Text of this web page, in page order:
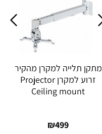
מתקן תלייה למקרן מהקיר
זרוע למקרן Projector
Ceiling mount
₪499